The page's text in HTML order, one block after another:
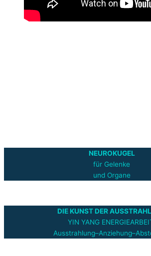
NEUROKUGEL
für Gelenke
und Organe
DIE KUNST DER
YIN YANG